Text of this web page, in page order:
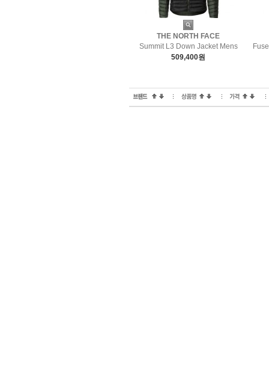
THE NORTH FACE
Summit L3 Down Jacket Mens
509,400원